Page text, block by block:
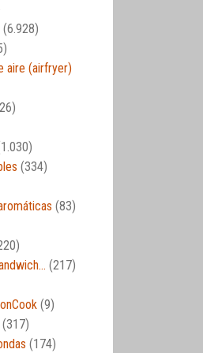
(6.928)
aire (airfryer)
(334)
(83)
(217)
(9)
(317)
(174)